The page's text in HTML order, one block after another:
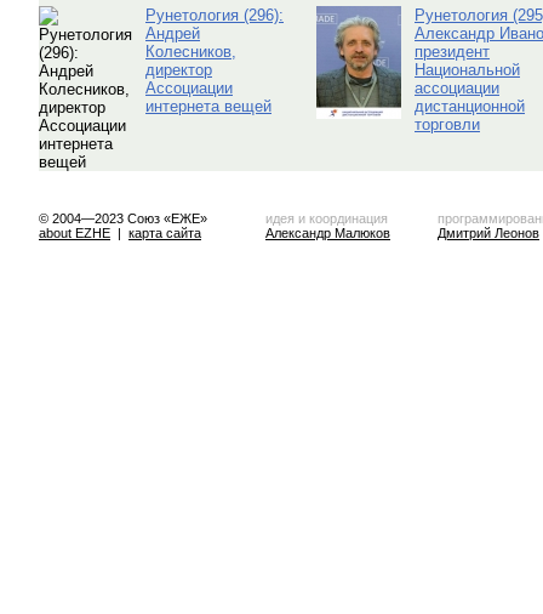
Рунетология (296):
Андрей
Колесников,
директор
Ассоциации
интернета вещей
Рунетология
Александр
президент
Национальной
ассоциации
дистанционной
торговли
© 2004—2023 Союз «ЕЖЕ»
about EZHE | карта сайта
идея и координация
Александр Малюков
Дмитрий Леонов